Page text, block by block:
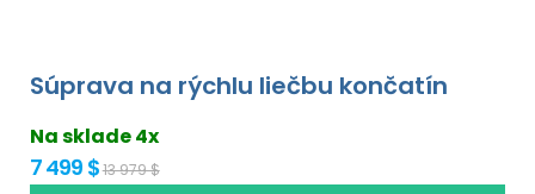
Súprava na rýchlu liečbu končatín
Na sklade 4x
7 499 $13 979 $